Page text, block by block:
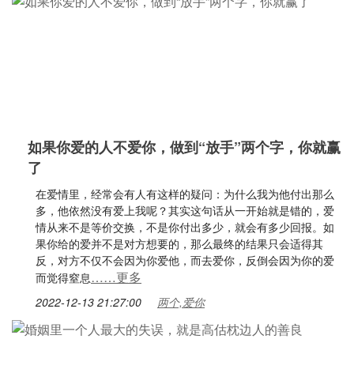
如果你爱的人不爱你，做到“放手”两个字，你就赢
了
在爱情里，经常会有人有这样的疑问：为什么我为他付出那么
多，他依然没有爱上我呢？其实这句话从一开始就是错的，爱
情从来不是等价交换，不是你付出多少，就会有多少回报。如
果你给的爱并不是对方想要的，那么最终的结果只会适得其
反，对方不仅不会因为你爱他，而去爱你，反倒会因为你的爱
而觉得窒息……更多
2022-12-13 21:27:00 两个,爱你